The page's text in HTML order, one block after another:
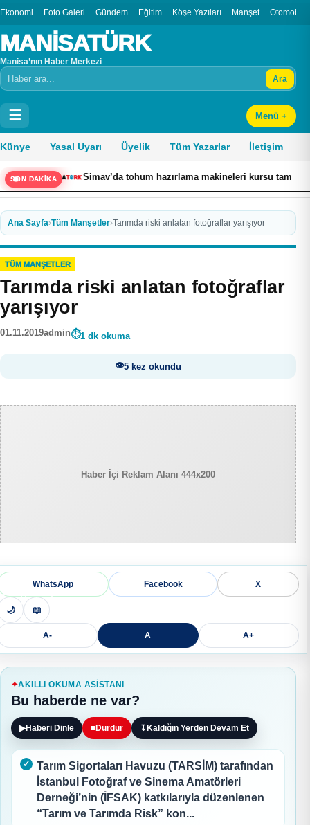
Ekonomi Foto Galeri Gündem Eğitim Köşe Yazıları Manşet Otomobil
MANİSATÜRK
Manisa’nın Haber Merkezi
Arama Ara
☰ Menü +
Künye Yasal Uyarı Üyelik Tüm Yazarlar İletişim
SON DAKİKASimav’da tohum hazırlama makineleri kursu tamamlandı
Ana Sayfa›Tüm Manşetler›Tarımda riski anlatan fotoğraflar yarışıyor
TÜM MANŞETLER
Tarımda riski anlatan fotoğraflar
yarışıyor
01.11.2019admin 1 dk okuma
5 kez okundu
Haber İçi Reklam Alanı 444x200
WhatsApp Facebook X
🌙 📖
A- A A+
AKILLI OKUMA ASISTANI
Bu haberde ne var?
▶Haberi Dinle ■Durdur ↧ Kaldığın Yerden Devam Et
Tarım Sigortaları Havuzu (TARSİM) tarafından
İstanbul Fotoğraf ve Sinema Amatörleri
Derneği’nin (İFSAK) katkılarıyla düzenlenen
“Tarım ve Tarımda Risk” kon...